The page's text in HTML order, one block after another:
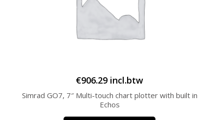
€906.29 incl.btw
Simrad GO7, 7″ Multi-touch chart plotter with built in
Echos